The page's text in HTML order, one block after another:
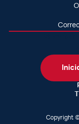
Copyright